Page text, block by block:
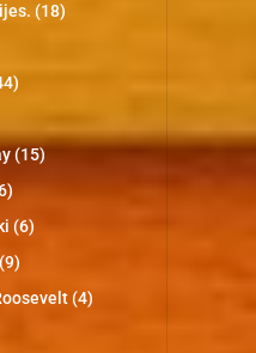
(18)
(15)
(6)
(9)
(4)